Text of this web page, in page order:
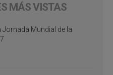
MÁS VISTAS
Jornada Mundial de la